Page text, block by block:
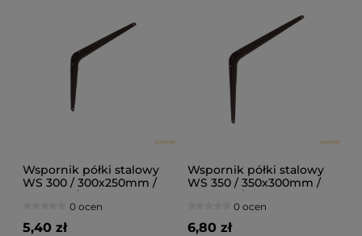
Wspornik półki stalowy
WS 300 / 300x250mm /
0 ocen
5,40 zł
Wspornik półki stalowy
WS 350 / 350x300mm /
0 ocen
6,80 zł